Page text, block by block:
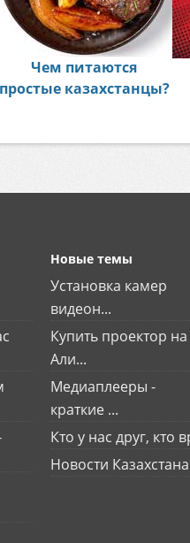
Чем питаются
простые казахстанцы?
Новые темы
Установка камер
видеон...
Купить проектор на
Али...
Медиаплееры -
краткие ...
Кто у нас друг, кто
Новости Казахстана